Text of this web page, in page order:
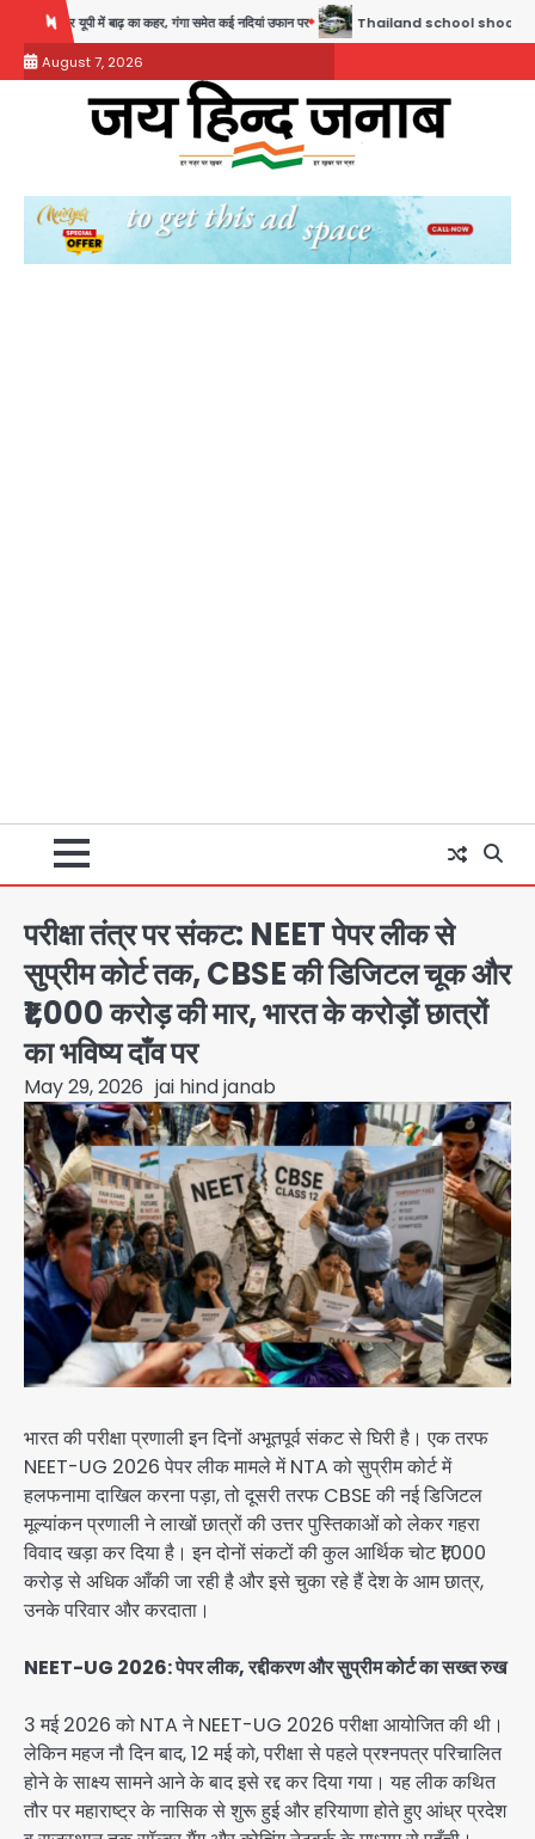
content
कहर, गंगा समेत कई नदियां उफान पर Thailand school shooting: थाईलैंड में स्कूल में गोलीबारी,
August 7, 2026
परीक्षा तंत्र पर संकट: NEET पेपर लीक से
सुप्रीम कोर्ट तक, CBSE की डिजिटल चूक और
₹1,000 करोड़ की मार, भारत के करोड़ों छात्रों
का भविष्य दाँव पर
May 29, 2026 jai hind janab
भारत की परीक्षा प्रणाली इन दिनों अभूतपूर्व संकट से घिरी है। एक तरफ
NEET-UG 2026 पेपर लीक मामले में NTA को सुप्रीम कोर्ट में
हलफनामा दाखिल करना पड़ा, तो दूसरी तरफ CBSE की नई डिजिटल
मूल्यांकन प्रणाली ने लाखों छात्रों की उत्तर पुस्तिकाओं को लेकर गहरा
विवाद खड़ा कर दिया है। इन दोनों संकटों की कुल आर्थिक चोट ₹1,000
करोड़ से अधिक आँकी जा रही है और इसे चुका रहे हैं देश के आम छात्र,
उनके परिवार और करदाता।
NEET-UG 2026: पेपर लीक, रद्दीकरण और सुप्रीम कोर्ट का सख्त रुख
3 मई 2026 को NTA ने NEET-UG 2026 परीक्षा आयोजित की थी।
लेकिन महज नौ दिन बाद, 12 मई को, परीक्षा से पहले प्रश्नपत्र परिचालित
होने के साक्ष्य सामने आने के बाद इसे रद्द कर दिया गया। यह लीक कथित
तौर पर महाराष्ट्र के नासिक से शुरू हुई और हरियाणा होते हुए आंध्र प्रदेश